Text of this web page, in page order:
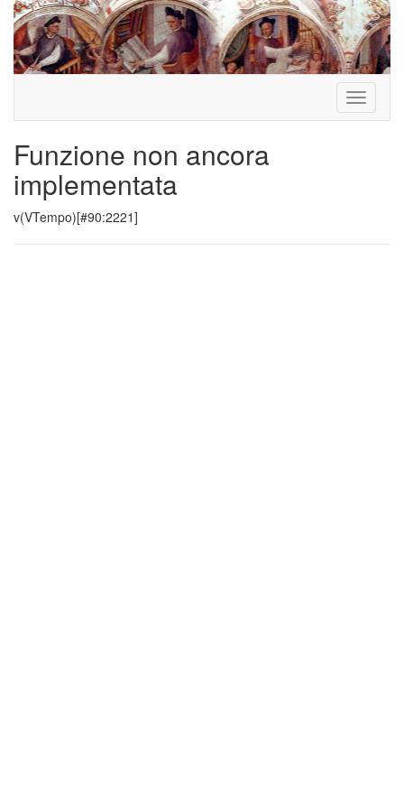
Toggle
Funzione non ancora
implementata
v(VTempo)[#90:2221]